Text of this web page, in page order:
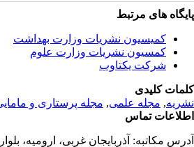
پایگاه های مرتبط
کمیسیون نشریات وزارت بهداشت
کمسیون نشریات وزارت علوم
شرکت یکتاوب
کلمات کلیدی
نشریه, مجله علمی, مجله پرستاری و
اطلاعات تماس
آدرس مکاتبه: آذربایجان غربی، ارومیه،